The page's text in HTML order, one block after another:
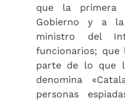
que la primera
Gobierno y a
ministro del
funcionarios; que
parte de lo que
denomina
personas